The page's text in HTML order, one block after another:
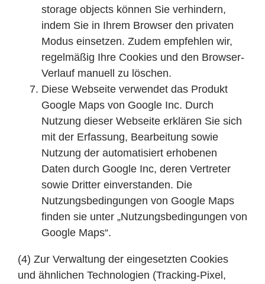
storage objects können Sie verhindern,
indem Sie in Ihrem Browser den privaten
Modus einsetzen. Zudem empfehlen wir,
regelmäßig Ihre Cookies und den Browser-
Verlauf manuell zu löschen.
Diese Webseite verwendet das Produkt
Google Maps von Google Inc. Durch
Nutzung dieser Webseite erklären Sie sich
mit der Erfassung, Bearbeitung sowie
Nutzung der automatisiert erhobenen
Daten durch Google Inc, deren Vertreter
sowie Dritter einverstanden. Die
Nutzungsbedingungen von Google Maps
finden sie unter „Nutzungsbedingungen von
Google Maps“.
(4) Zur Verwaltung der eingesetzten Cookies
und ähnlichen Technologien (Tracking-Pixel,